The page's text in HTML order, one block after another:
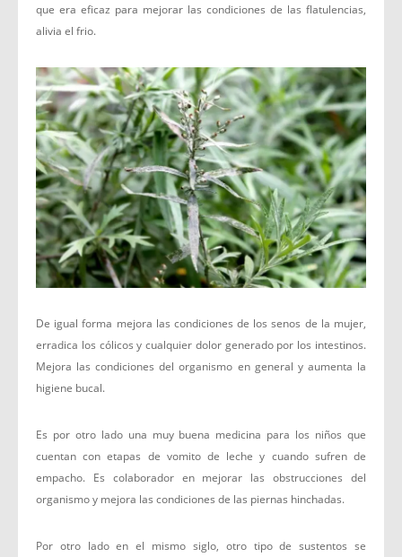
que era eficaz para mejorar las condiciones de las flatulencias,
alivia el frio.
De igual forma mejora las condiciones de los senos de la mujer,
erradica los cólicos y cualquier dolor generado por los intestinos.
Mejora las condiciones del organismo en general y aumenta la
higiene bucal.
Es por otro lado una muy buena medicina para los niños que
cuentan con etapas de vomito de leche y cuando sufren de
empacho. Es colaborador en mejorar las obstrucciones del
organismo y mejora las condiciones de las piernas hinchadas.
Por otro lado en el mismo siglo, otro tipo de sustentos se